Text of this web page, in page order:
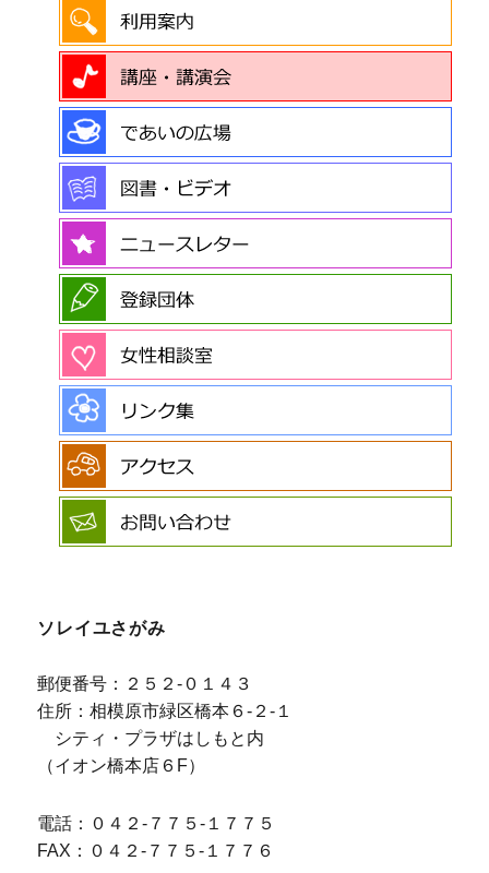
ソレイユさがみ
郵便番号：２５２-０１４３
住所：相模原市緑区橋本６-２-１
シティ・プラザはしもと内
（イオン橋本店６F）
電話：０４２-７７５-１７７５
FAX：０４２-７７５-１７７６